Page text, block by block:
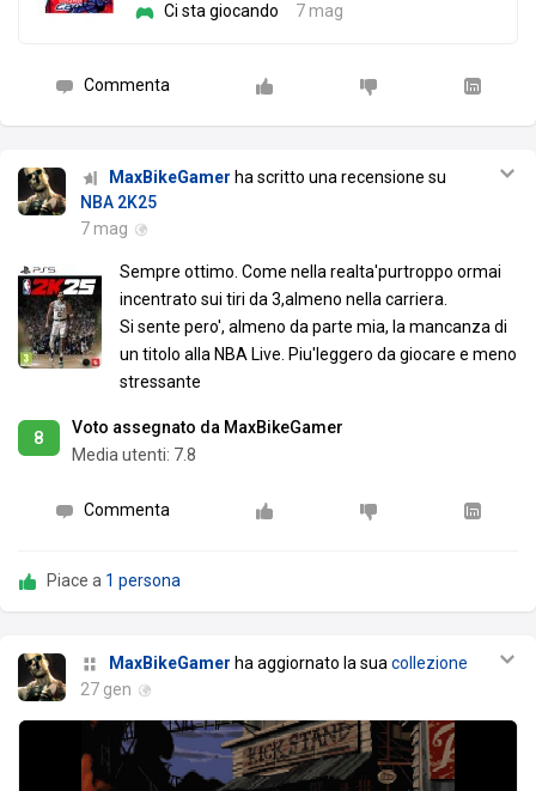
Ci sta giocando 7 mag
Commenta
MaxBikeGamer ha scritto una recensione su
NBA 2K25
7 mag
Sempre ottimo. Come nella realta'purtroppo ormai
incentrato sui tiri da 3,almeno nella carriera.
Si sente pero', almeno da parte mia, la mancanza di
un titolo alla NBA Live. Piu'leggero da giocare e meno
stressante
8
Voto assegnato da MaxBikeGamer
Media utenti: 7.8
Commenta
Piace a 1 persona
MaxBikeGamer ha aggiornato la suacollezione
27 gen